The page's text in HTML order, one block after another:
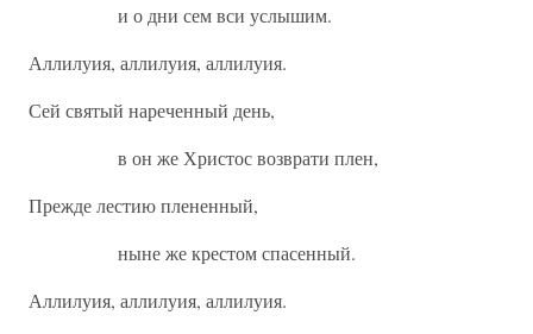
и о дни сем вси услышим.
Аллилуия, аллилуия, аллилуия.
Сей святый нареченный день,
в он же Христос возврати плен,
Прежде лестию плененный,
ныне же крестом спасенный.
Аллилуия, аллилуия, аллилуия.